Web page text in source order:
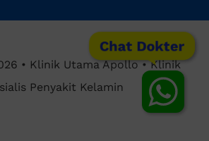
Chat Dokter
• Klinik Utama Apollo • Klinik